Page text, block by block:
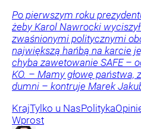
Po pierwszym roku
żeby Karol Nawrocki
zwaśnionymi politycznymi
największą hańbą na karcie
chyba zawetowanie SAFE –
KO. – Mamy głowę państwa,
dumni – kontruje Marek
KrajTylko u NasPolityka
Wprost